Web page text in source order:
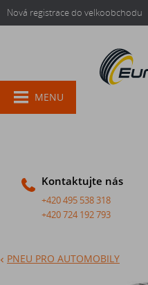
Nová registrace do velkoobchodu
Kontaktujte nás
+420 495 538 318
+420 724 192 793
MENU
PNEU PRO AUTOMOBILY